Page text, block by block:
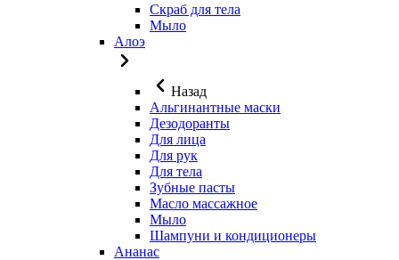
Скраб для тела
Мыло
Алоэ
Назад
Альгинантные маски
Дезодоранты
Для лица
Для рук
Для тела
Зубные пасты
Масло массажное
Мыло
Шампуни и кондиционеры
Ананас